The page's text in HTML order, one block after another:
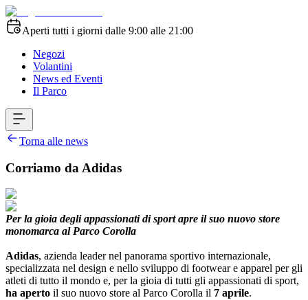
Aperti tutti i giorni dalle 9:00 alle 21:00
Negozi
Volantini
News ed Eventi
Il Parco
Torna alle news
Corriamo da Adidas
Per la gioia degli appassionati di sport apre il suo nuovo store
monomarca al Parco Corolla
Adidas, azienda leader nel panorama sportivo internazionale,
specializzata nel design e nello sviluppo di footwear e apparel per gli
atleti di tutto il mondo e, per la gioia di tutti gli appassionati di sport,
ha aperto il suo nuovo store al Parco Corolla il 7 aprile.